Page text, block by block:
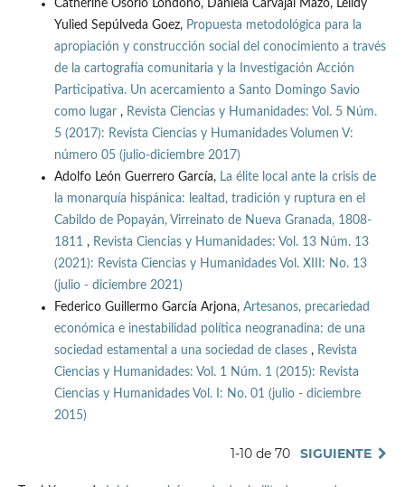
Catherine Osorio Londoño, Daniela Carvajal Mazo, Leiidy
Yulied Sepúlveda Goez, Propuesta metodológica para la
apropiación y construcción social del conocimiento a través
de la cartografía comunitaria y la Investigación Acción
Participativa. Un acercamiento a Santo Domingo Savio
como lugar , Revista Ciencias y Humanidades: Vol. 5 Núm.
5 (2017): Revista Ciencias y Humanidades Volumen V:
número 05 (julio-diciembre 2017)
Adolfo León Guerrero García, La élite local ante la crisis de
la monarquía hispánica: lealtad, tradición y ruptura en el
Cabildo de Popayán, Virreinato de Nueva Granada, 1808-
1811 , Revista Ciencias y Humanidades: Vol. 13 Núm. 13
(2021): Revista Ciencias y Humanidades Vol. XIII: No. 13
(julio - diciembre 2021)
Federico Guillermo García Arjona, Artesanos, precariedad
económica e inestabilidad política neogranadina: de una
sociedad estamental a una sociedad de clases , Revista
Ciencias y Humanidades: Vol. 1 Núm. 1 (2015): Revista
Ciencias y Humanidades Vol. I: No. 01 (julio - diciembre
2015)
1-10 de 70 SIGUIENTE